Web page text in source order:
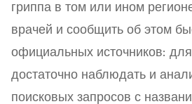
гриппа в том или ином
врачей и сообщить об этом
официальных источников:
достаточно наблюдать и
поисковых запросов с